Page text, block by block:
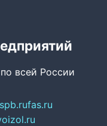
всей России
fas.ru